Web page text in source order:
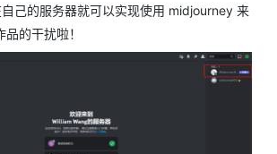
己的服务器就可以实现使用 midjourney 来
的干扰啦！